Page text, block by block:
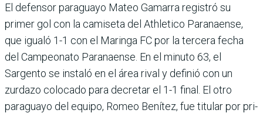
El defensor paraguayo Mateo Gamarra registró su
primer gol con la camiseta del Athle­tico Paranaense,
que igualó 1-1 con el Maringa FC por la tercera fecha
del Cam­peonato Paranaense. En el minuto 63, el
Sargento se ins­taló en el área rival y definió con un
zurdazo colocado para decretar el 1-1 final. El otro
paraguayo del equipo, Romeo Benítez, fue titular por pri­